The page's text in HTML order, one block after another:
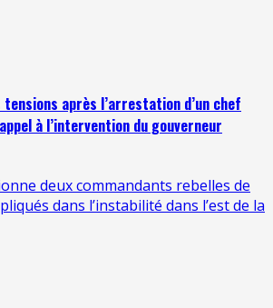
après l’arrestation d’un chef
à l’intervention du gouverneur
deux commandants rebelles de
dans l’instabilité dans l’est de la